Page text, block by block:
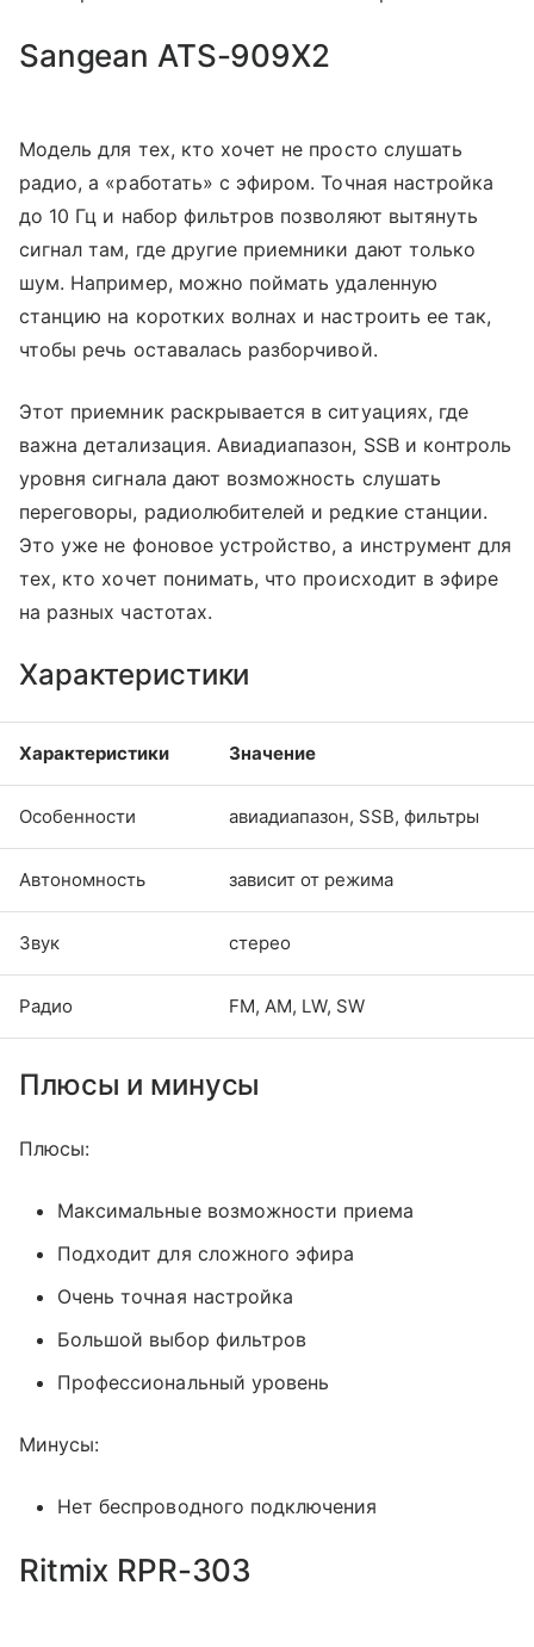
Sangean ATS-909X2
Модель для тех, кто хочет не просто слушать
радио, а «работать» с эфиром. Точная настройка
до 10 Гц и набор фильтров позволяют вытянуть
сигнал там, где другие приемники дают только
шум. Например, можно поймать удаленную
станцию на коротких волнах и настроить ее так,
чтобы речь оставалась разборчивой.
Этот приемник раскрывается в ситуациях, где
важна детализация. Авиадиапазон, SSB и контроль
уровня сигнала дают возможность слушать
переговоры, радиолюбителей и редкие станции.
Это уже не фоновое устройство, а инструмент для
тех, кто хочет понимать, что происходит в эфире
на разных частотах.
Характеристики
Характеристики Значение
Особенности авиадиапазон, SSB, фильтры
Автономность зависит от режима
Звук стерео
Радио FM, AM, LW, SW
Плюсы и минусы
Плюсы:
Максимальные возможности приема
Подходит для сложного эфира
Очень точная настройка
Большой выбор фильтров
Профессиональный уровень
Минусы:
Нет беспроводного подключения
Ritmix RPR-303